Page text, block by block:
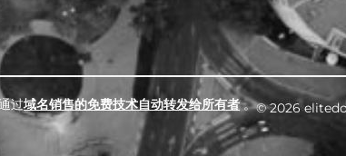
过域名销售的免费技术自动转发给所有者。© 2026